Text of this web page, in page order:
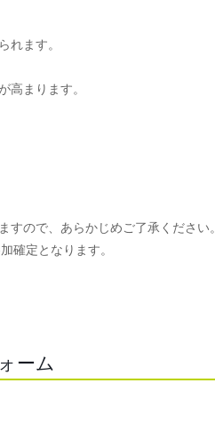
ます。
まります。
ので、あらかじめご了承ください。
確定となります。
ーム